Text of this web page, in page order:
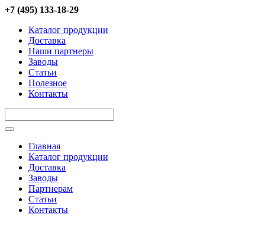
Перейти к основному содержанию
+7 (495) 133-18-29
Каталог продукции
Доставка
Наши партнеры
Заводы
Статьи
Полезное
Контакты
Главная
Каталог продукции
Доставка
Заводы
Партнерам
Статьи
Контакты